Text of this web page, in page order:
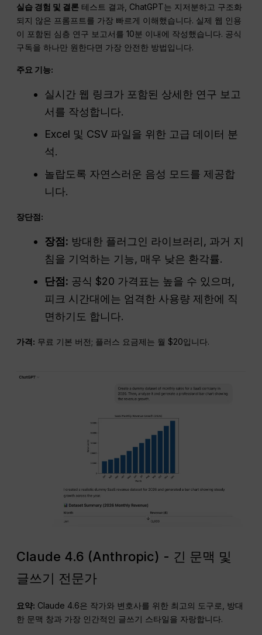
실습 경험 및 결론 테스트 결과, ChatGPT는 지저분하고 구조화
되지 않은 프롬프트를 가장 빠르게 이해했습니다. 실제 웹 인용
이 포함된 심층 연구 보고서를 10분 이내에 작성했습니다. 공식
구독을 하나만 원한다면 가장 안전한 방법입니다.
주요 기능:
실시간 웹 링크가 포함된 상세한 연구 보고
서를 작성합니다.
Excel 및 CSV 파일을 위한 고급 데이터 분
석.
놀랍도록 자연스러운 음성 모드를 제공합
니다.
장단점:
장점: 방대한 플러그인 라이브러리, 과거 지
침을 기억하는 기능, 매우 낮은 환각률.
단점: 공식 $20 가격표는 높을 수 있으며,
피크 시간대에는 엄격한 사용량 제한에 직
면하기도 합니다.
가격: 무료 기본 버전; 플러스 요금제는 월 $20입니다.
Claude 4.6 (Anthropic) - 긴 문맥 및
글쓰기 전문가
요약: Claude 4.6은 작가와 변호사를 위한 최고의 도구로, 방대
한 문맥 창과 가장 인간적인 글쓰기 스타일을 자랑합니다.